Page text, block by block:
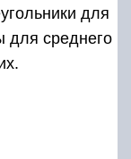
для
для среднего